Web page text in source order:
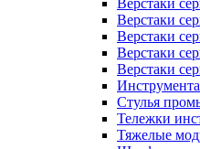
Верстаки
Верстаки
Верстаки
Верстаки
Верстаки
Стулья
Тележки
Тяжелые